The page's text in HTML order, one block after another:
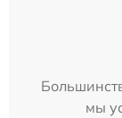
мы